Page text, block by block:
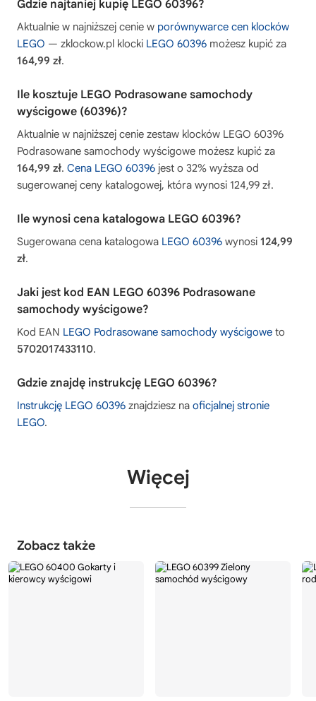
Gdzie najtaniej kupię LEGO 60396?
Aktualnie w najniższej cenie w porównywarce cen klocków
LEGO — zklockow.pl klocki LEGO 60396 możesz kupić za
164,99 zł.
Ile kosztuje LEGO Podrasowane samochody
wyścigowe (60396)?
Aktualnie w najniższej cenie zestaw klocków LEGO 60396
Podrasowane samochody wyścigowe możesz kupić za
164,99 zł. Cena LEGO 60396 jest o 32% wyższa od
sugerowanej ceny katalogowej, która wynosi 124,99 zł.
Ile wynosi cena katalogowa LEGO 60396?
Sugerowana cena katalogowa LEGO 60396 wynosi 124,99
zł.
Jaki jest kod EAN LEGO 60396 Podrasowane
samochody wyścigowe?
Kod EAN LEGO Podrasowane samochody wyścigowe to
5702017433110.
Gdzie znajdę instrukcję LEGO 60396?
Instrukcję LEGO 60396 znajdziesz na oficjalnej stronie
LEGO.
Więcej
Zobacz także